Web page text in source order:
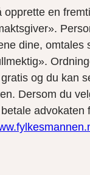
opprette en
dine, omtales
og du kan
Dersom du
advokaten